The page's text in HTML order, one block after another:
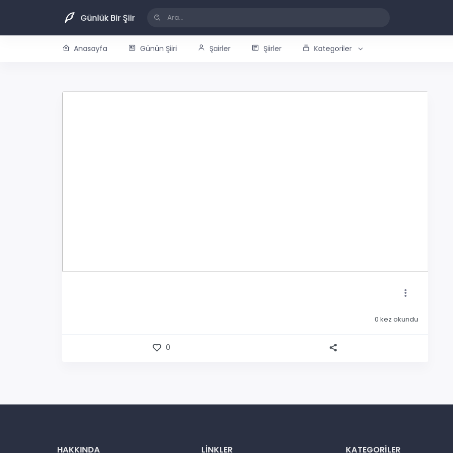
Günlük Bir Şiir
Anasayfa Günün Şiiri Şairler Şiirler Kategoriler
0 kez okundu
0
HAKKINDA LINKLER KATEGORILER